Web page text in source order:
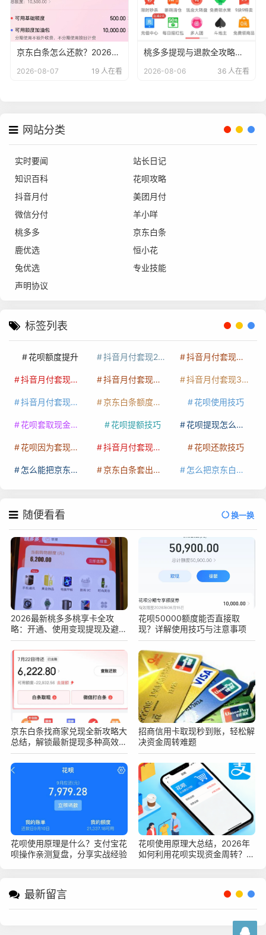
京东白条怎么还款？2026年最新京东白条还款方法详解轻松掌握还款流程
2026-08-07 19 人在看
桃多多提现与退款全攻略，2026年最新商家必看避坑指南
2026-08-06 36 人在看
网站分类
实时要闻
站长日记
知识百科
花呗攻略
抖音月付
美团月付
微信分付
羊小咩
桃多多
京东白条
鹿优选
恒小花
兔优选
专业技能
声明协议
标签列表
花呗额度提升 抖音月付套现24小时接单 抖音月付套现怎么套
抖音月付套现多少手续费 抖音月付套现商家有哪些 抖音月付套现30秒技巧
抖音月付套现最新方法 京东白条额度提升 花呗使用技巧
花呗套取现金最佳方法 花呗提额技巧 花呗提现怎么操作
花呗因为套现被限额了这种情况要多久才会好 抖音月付套现秒回100起 花呗还款技巧
怎么能把京东白条额度钱套出来 京东白条套出来手续费多少 怎么把京东白条的钱取出来
随便看看 换一换
2026最新桃多多桃享卡全攻
略：开通、使用变现提现及避坑
指南
花呗50000额度能否直接取
现？详解使用技巧与注意事项
京东白条找商家兑现全新攻略大
总结，解锁最新提现多种高效安
全变现新技巧
招商信用卡取现秒到账，轻松解
决资金周转难题
花呗使用原理是什么？支付宝花
呗操作亲测复盘，分享实战经验
花呗使用原理大总结，2026年
如何利用花呗实现资金周转？深
最新留言